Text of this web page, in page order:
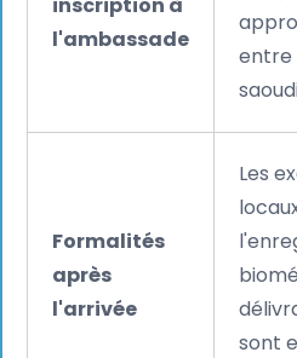
l'ambassade
entre
Formalités
après
l'arrivée
Les
sont